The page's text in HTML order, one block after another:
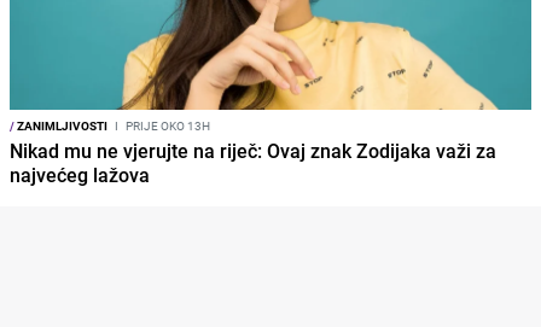
/ZANIMLJIVOSTI I PRIJE OKO 13H
Nikad mu ne vjerujte na riječ: Ovaj znak Zodijaka važi za
najvećeg lažova